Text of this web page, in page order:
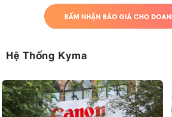
Hệ Thống Kyma